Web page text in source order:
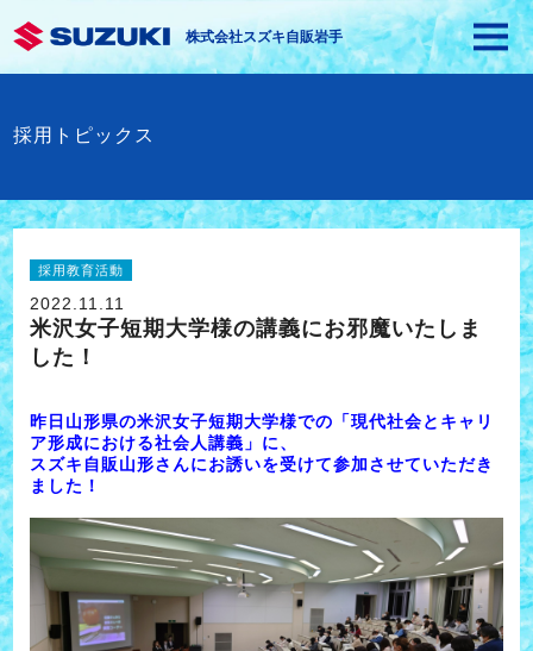
株式会社スズキ自販岩手
採用トピックス
採用教育活動
2022.11.11
米沢女子短期大学様の講義にお邪魔いたしま
した！
昨日山形県の米沢女子短期大学様での「現代社会とキャリ
ア形成における社会人講義」に、
スズキ自販山形さんにお誘いを受けて参加させていただき
ました！